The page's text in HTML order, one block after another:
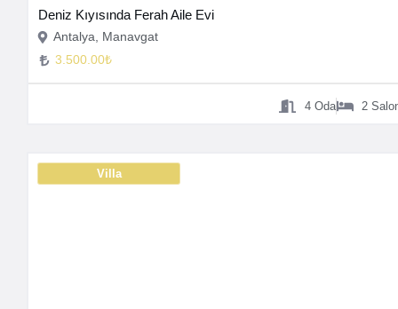
Deniz Kıyısında Ferah Aile Evi
Antalya, Manavgat
3.500.00₺
4Oda 2
Villa